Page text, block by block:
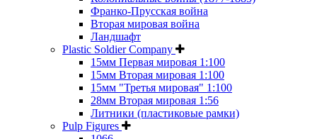
Франко-Прусская война
Вторая мировая война
Ландшафт
Plastic Soldier Company
15мм Первая мировая 1:100
15мм Вторая мировая 1:100
15мм "Третья мировая" 1:100
28мм Вторая мировая 1:56
Литники (пластиковые рамки)
Pulp Figures